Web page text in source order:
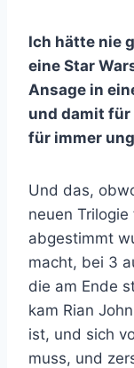
Ich hätte nie
eine Star
Ansage in
und damit für
für immer
Und das,
neuen
abgestimmt
macht, bei 3
die am Ende
kam Rian
ist, und sich
muss, und